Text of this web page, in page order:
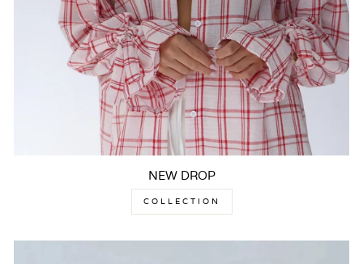
NEW DROP
COLLECTION